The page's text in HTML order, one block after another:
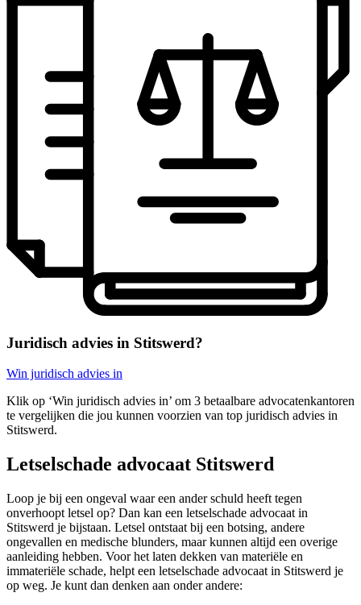
Juridisch advies in Stitswerd?
Win juridisch advies in
Klik op ‘Win juridisch advies in’ om 3 betaalbare advocatenkantoren
te vergelijken die jou kunnen voorzien van top juridisch advies in
Stitswerd.
Letselschade advocaat Stitswerd
Loop je bij een ongeval waar een ander schuld heeft tegen
onverhoopt letsel op? Dan kan een letselschade advocaat in
Stitswerd je bijstaan. Letsel ontstaat bij een botsing, andere
ongevallen en medische blunders, maar kunnen altijd een overige
aanleiding hebben. Voor het laten dekken van materiële en
immateriële schade, helpt een letselschade advocaat in Stitswerd je
op weg. Je kunt dan denken aan onder andere: